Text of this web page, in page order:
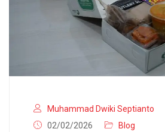
Muhammad Dwiki Septianto
02/02/2026
Blog